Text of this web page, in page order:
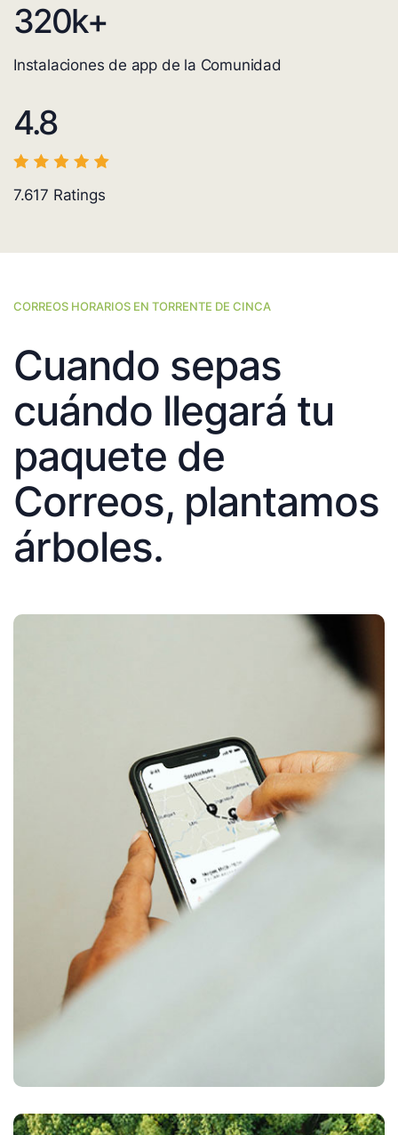
320k+
Instalaciones de app de la Comunidad
4.8
7.617 Ratings
CORREOS HORARIOS EN TORRENTE DE CINCA
Cuando sepas
cuándo llegará tu
paquete de
Correos, plantamos
árboles.